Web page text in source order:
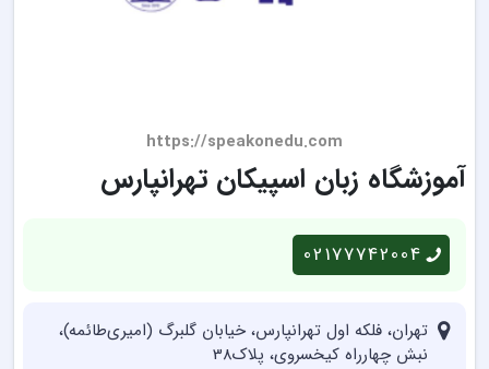
https://speakonedu.com
آموزشگاه زبان اسپیکان تهرانپارس
02177742004
تهران، فلکه اول تهرانپارس، خیابان گلبرگ (امیری‌طائمه)،
نبش چهارراه کیخسروی، پلاک38